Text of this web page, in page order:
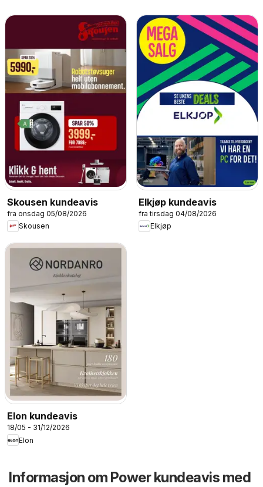
Skousen kundeavis
fra onsdag 05/08/2026
Skousen
Elkjøp kundeavis
fra tirsdag 04/08/2026
Elkjøp
Elon kundeavis
18/05 - 31/12/2026
Elon
Informasjon om Power kundeavis med